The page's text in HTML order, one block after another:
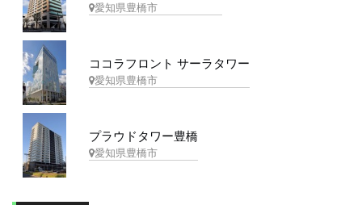
愛知県豊橋市
ココラフロント サーラタワー
愛知県豊橋市
プラウドタワー豊橋
愛知県豊橋市